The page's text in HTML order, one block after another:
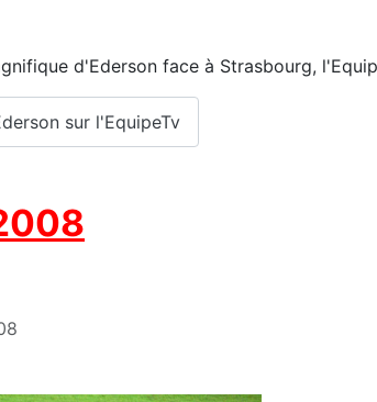
d'Ederson face à Strasbourg,
sur l'EquipeTv